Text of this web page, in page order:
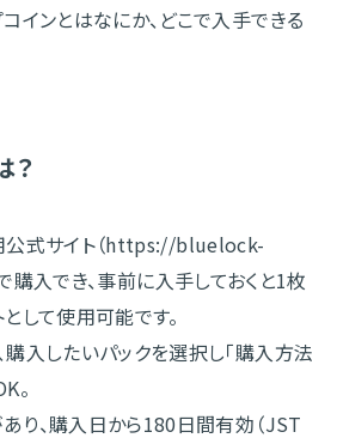
インとはなにか、どこで入手できる
？
公式サイト（https://bluelock-
入でき、事前に入手しておくと1枚
して使用可能です。
購入したいパックを選択し「購入方法
。
り、購入日から180日間有効（JST